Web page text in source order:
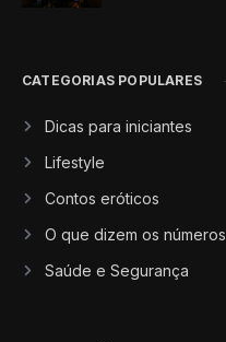
CATEGORIAS POPULARES
Dicas para iniciantes
Lifestyle
Contos eróticos
O que dizem os números
Saúde e Segurança